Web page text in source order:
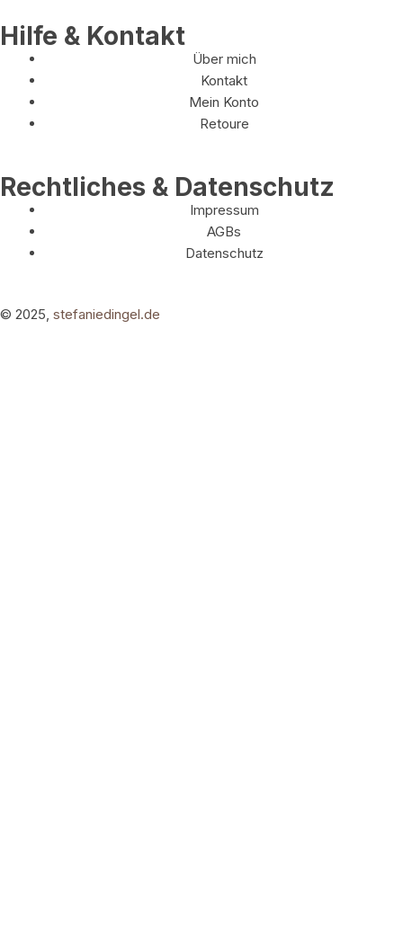
Hilfe & Kontakt
Über mich
Kontakt
Mein Konto
Retoure
Rechtliches & Datenschutz
Impressum
AGBs
Datenschutz
© 2025, stefaniedingel.de